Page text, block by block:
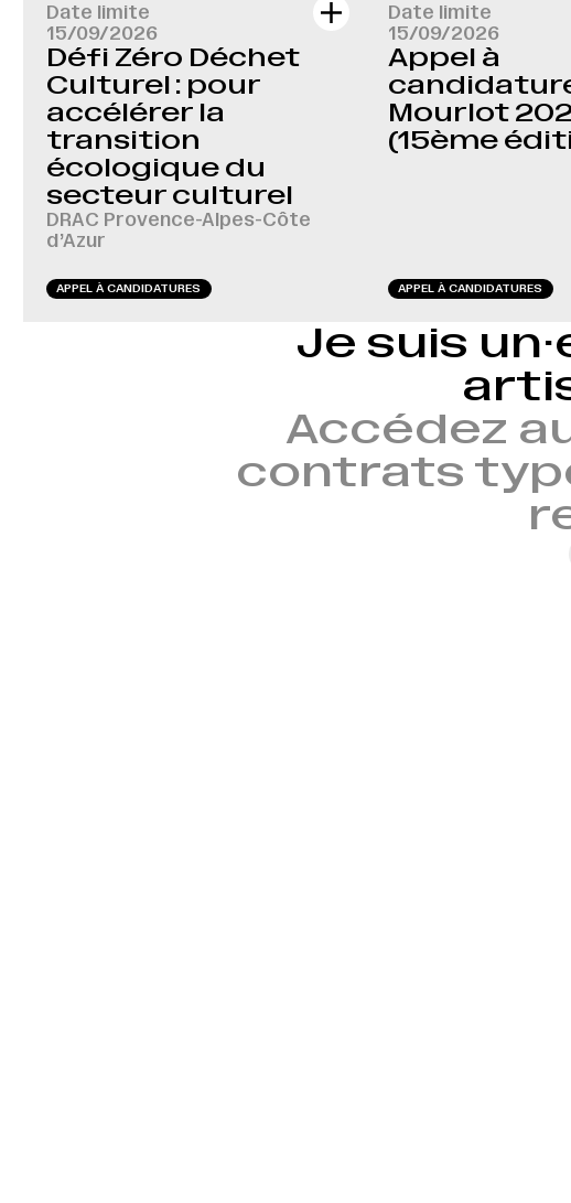
Date limite
15/09/2026
Défi Zéro Déchet
Culturel : pour
accélérer la
transition
écologique du
secteur culturel
DRAC Provence-Alpes-Côte
d’Azur
APPEL À CANDIDATURES
Date limite
15/09/2026
Appel à
Mourlot
(15ème
APPEL À CANDIDATURES
Je suis
Accédez
contrats